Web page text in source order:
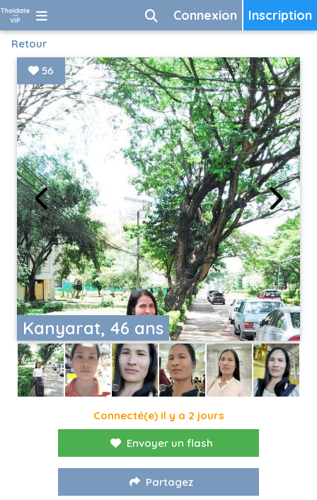
Inscription
Connexion
Retour
Kanyarat, 46 ans
56
Connecté(e) il y a 2 jours
Envoyer un flash
Partagez